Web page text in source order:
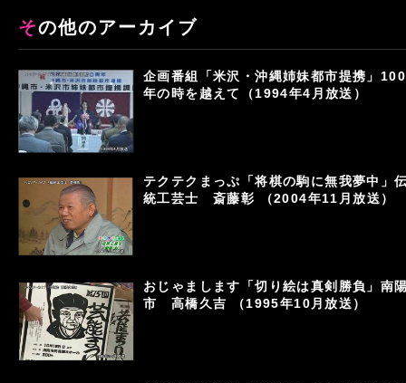
その他のアーカイブ
企画番組「米沢・沖縄姉妹都市提携」100
年の時を越えて（1994年4月放送）
テクテクまっぷ「将棋の駒に無我夢中」
統工芸士 斎藤彰 （2004年11月放送）
おじゃまします「切り絵は真剣勝負」南
市 高橋久吉 （1995年10月放送）